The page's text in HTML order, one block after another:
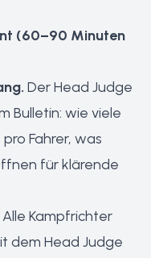
(60–90 Minuten
Der Head Judge
Bulletin: wie viele
Fahrer, was
für klärende
Alle Kampfrichter
dem Head Judge